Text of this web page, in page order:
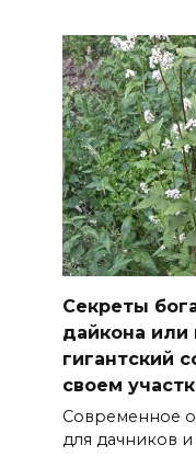
Секреты
дайкона или
гигантский
своем
Современное
для дачников